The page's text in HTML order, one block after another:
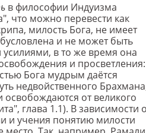
в философии Индуизма
что можно перевести как
милость Бога, не имеет
и не может быть
в то же время она
и просветления:
Бога мудрым даётся
недвойственного
освобождаются от великого
глава 1.1). В зависимости
и учения понятию милости